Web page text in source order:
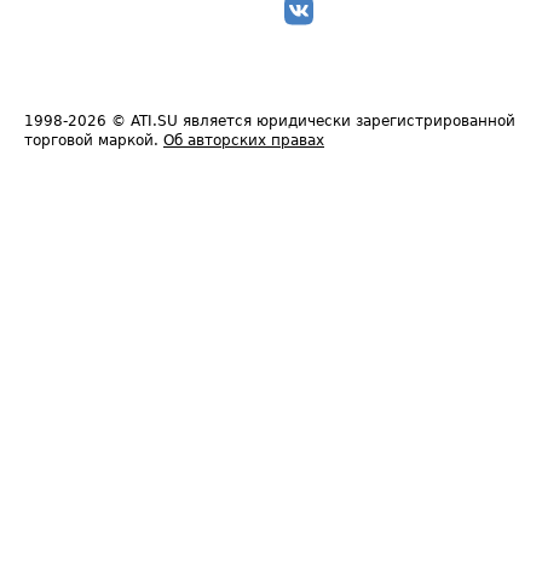
1998-2026 © ATI.SU является юридически зарегистрированной
торговой маркой. Об авторских правах